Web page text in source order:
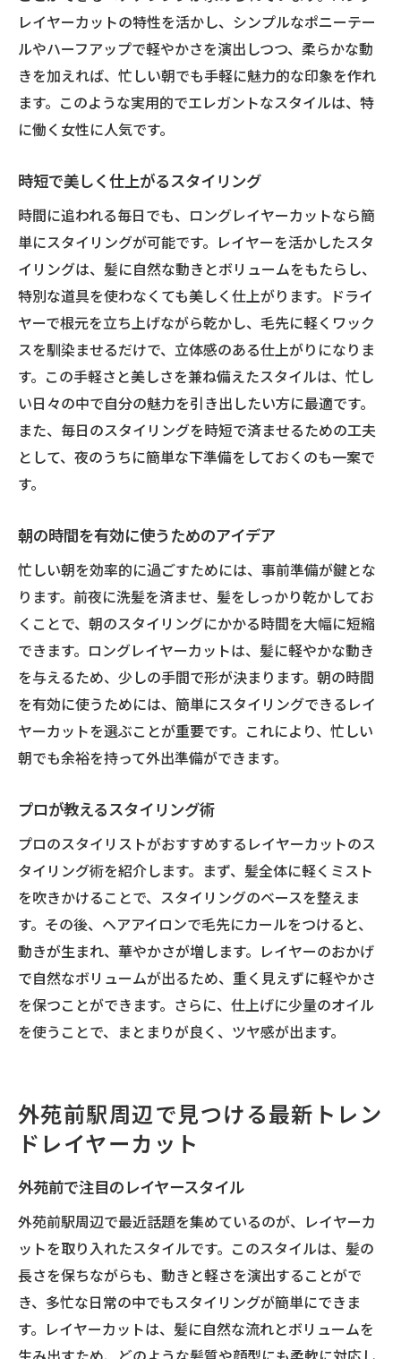
レイヤーカットの特性を活かし、シンプルなポニーテー
ルやハーフアップで軽やかさを演出しつつ、柔らかな動
きを加えれば、忙しい朝でも手軽に魅力的な印象を作れ
ます。このような実用的でエレガントなスタイルは、特
に働く女性に人気です。
時短で美しく仕上がるスタイリング
時間に追われる毎日でも、ロングレイヤーカットなら簡
単にスタイリングが可能です。レイヤーを活かしたスタ
イリングは、髪に自然な動きとボリュームをもたらし、
特別な道具を使わなくても美しく仕上がります。ドライ
ヤーで根元を立ち上げながら乾かし、毛先に軽くワック
スを馴染ませるだけで、立体感のある仕上がりになりま
す。この手軽さと美しさを兼ね備えたスタイルは、忙し
い日々の中で自分の魅力を引き出したい方に最適です。
また、毎日のスタイリングを時短で済ませるための工夫
として、夜のうちに簡単な下準備をしておくのも一案で
す。
朝の時間を有効に使うためのアイデア
忙しい朝を効率的に過ごすためには、事前準備が鍵とな
ります。前夜に洗髪を済ませ、髪をしっかり乾かしてお
くことで、朝のスタイリングにかかる時間を大幅に短縮
できます。ロングレイヤーカットは、髪に軽やかな動き
を与えるため、少しの手間で形が決まります。朝の時間
を有効に使うためには、簡単にスタイリングできるレイ
ヤーカットを選ぶことが重要です。これにより、忙しい
朝でも余裕を持って外出準備ができます。
プロが教えるスタイリング術
プロのスタイリストがおすすめするレイヤーカットのス
タイリング術を紹介します。まず、髪全体に軽くミスト
を吹きかけることで、スタイリングのベースを整えま
す。その後、ヘアアイロンで毛先にカールをつけると、
動きが生まれ、華やかさが増します。レイヤーのおかげ
で自然なボリュームが出るため、重く見えずに軽やかさ
を保つことができます。さらに、仕上げに少量のオイル
を使うことで、まとまりが良く、ツヤ感が出ます。
外苑前駅周辺で見つける最新トレン
ドレイヤーカット
外苑前で注目のレイヤースタイル
外苑前駅周辺で最近話題を集めているのが、レイヤーカ
ットを取り入れたスタイルです。このスタイルは、髪の
長さを保ちながらも、動きと軽さを演出することがで
き、多忙な日常の中でもスタイリングが簡単にできま
す。レイヤーカットは、髪に自然な流れとボリュームを